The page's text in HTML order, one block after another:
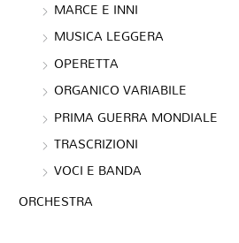
MARCE E INNI
MUSICA LEGGERA
OPERETTA
ORGANICO VARIABILE
PRIMA GUERRA MONDIALE
TRASCRIZIONI
VOCI E BANDA
ORCHESTRA